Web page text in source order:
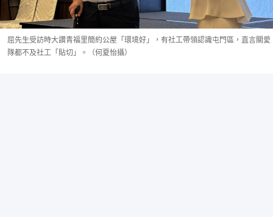
屈先生受訪時大讚青福里簡約公屋「環境好」，有社工帶領認識屯門區，直言關愛
隊都不及社工「貼切」。（何夏怡攝）